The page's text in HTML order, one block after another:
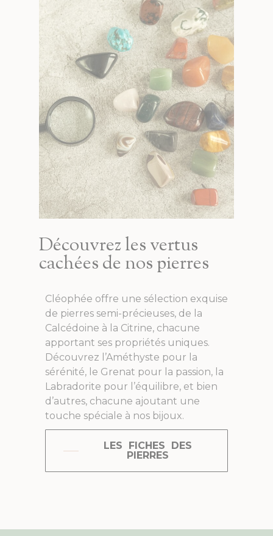
Découvrez les vertus
cachées de nos pierres
Cléophée offre une sélection exquise
de pierres semi-précieuses, de la
Calcédoine à la Citrine, chacune
apportant ses propriétés uniques.
Découvrez l’Améthyste pour la
sérénité, le Grenat pour la passion, la
Labradorite pour l’équilibre, et bien
d’autres, chacune ajoutant une
touche spéciale à nos bijoux.
LES FICHES DES
PIERRES